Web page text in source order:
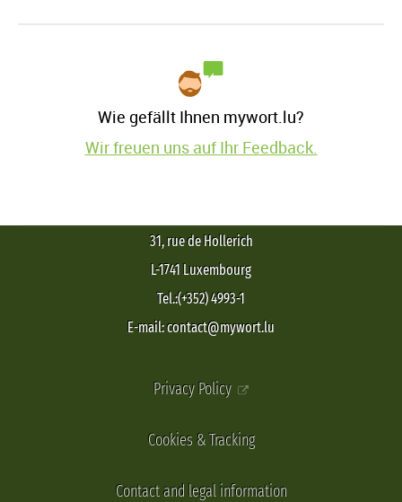
Wie gefällt Ihnen mywort.lu?
Wir freuen uns auf Ihr Feedback.
31, rue de Hollerich
L-1741 Luxembourg
Tel.:(+352) 4993-1
E-mail: contact@mywort.lu
Privacy Policy
Cookies & Tracking
Contact and legal information